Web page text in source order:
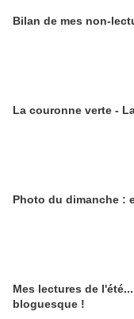
Bilan de mes non-
La couronne verte -
Photo du dimanche :
Mes lectures de
bloguesque !